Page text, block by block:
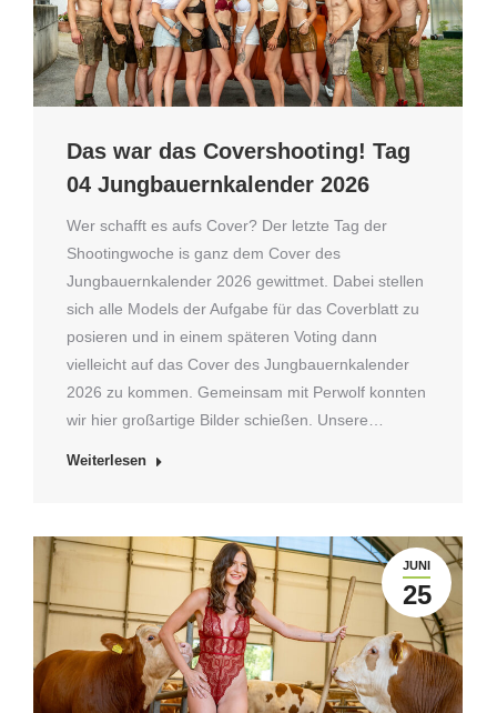
Das war das Covershooting! Tag
04 Jungbauernkalender 2026
Wer schafft es aufs Cover? Der letzte Tag der
Shootingwoche is ganz dem Cover des
Jungbauernkalender 2026 gewittmet. Dabei stellen
sich alle Models der Aufgabe für das Coverblatt zu
posieren und in einem späteren Voting dann
vielleicht auf das Cover des Jungbauernkalender
2026 zu kommen. Gemeinsam mit Perwolf konnten
wir hier großartige Bilder schießen. Unsere…
Weiterlesen
JUNI
25